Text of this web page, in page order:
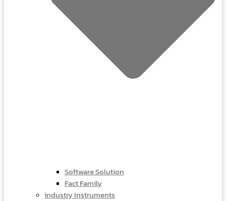
Software Solution
Fact Family
industry Instruments